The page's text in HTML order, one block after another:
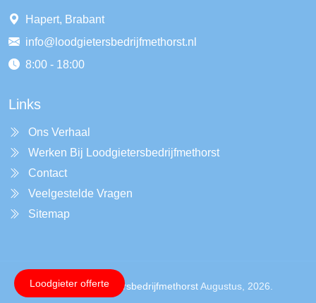
Hapert, Brabant
info@loodgietersbedrijfmethorst.nl
8:00 - 18:00
Links
Ons Verhaal
Werken Bij Loodgietersbedrijfmethorst
Contact
Veelgestelde Vragen
Sitemap
Copyright © LoodgietersbedrijfmethorstAugustus, 2026.
Loodgieter offerte